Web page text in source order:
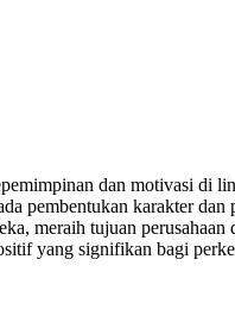
dan motivasi di
pembentukan karakter
meraih tujuan
yang signifikan bagi